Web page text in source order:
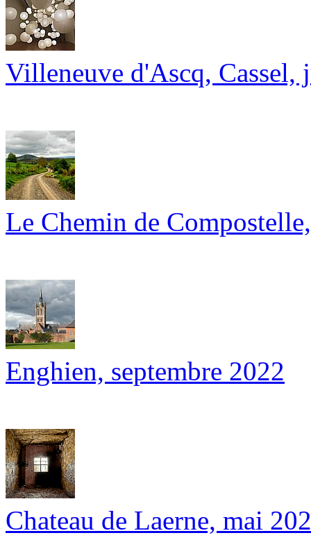
Villeneuve d'Ascq, Cassel,
Le Chemin de
Enghien, septembre 2022
Chateau de Laerne, mai